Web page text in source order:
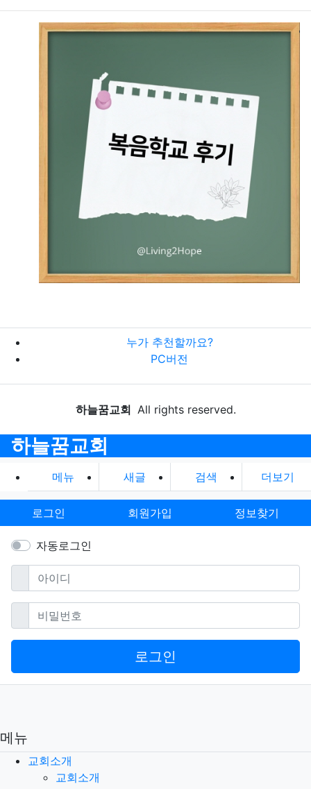
누가 추천할까요?
PC버전
하늘꿈교회 All rights reserved.
하늘꿈교회
메뉴 새글 검색 더보기
로그인 회원가입 정보찾기
자동로그인
아이디필수
비밀번호필수
로그인
메뉴
교회소개
교회소개